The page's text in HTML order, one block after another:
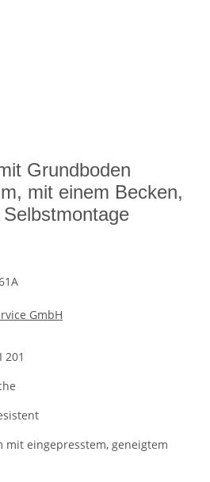
Grundboden
mit einem Becken,
GmbH
201
mit eingepresstem, geneigtem